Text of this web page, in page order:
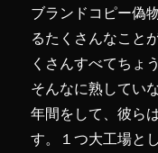
ブランドコピー偽
るたくさんなこと
くさんすべてちょ
そんなに熟してい
年間をして、彼ら
す。１つ大工場と